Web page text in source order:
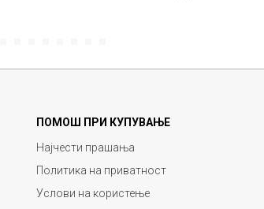
ПОМОШ ПРИ КУПУВАЊЕ
Најчести прашања
Политика на приватност
Услови на користење